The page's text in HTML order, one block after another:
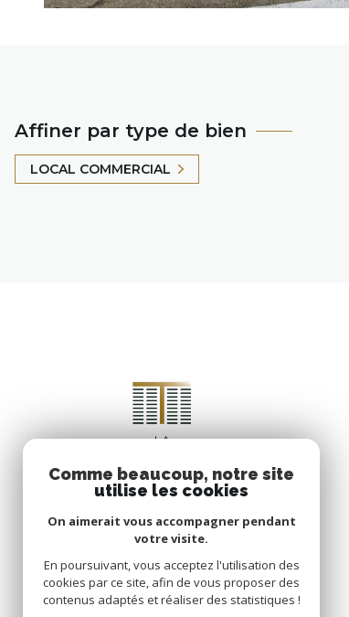
Affiner par type de bien
LOCAL COMMERCIAL
Comme beaucoup, notre site
utilise les cookies
On aimerait vous accompagner pendant
votre visite.
En poursuivant, vous acceptez l'utilisation des
cookies par ce site, afin de vous proposer des
contenus adaptés et réaliser des statistiques !